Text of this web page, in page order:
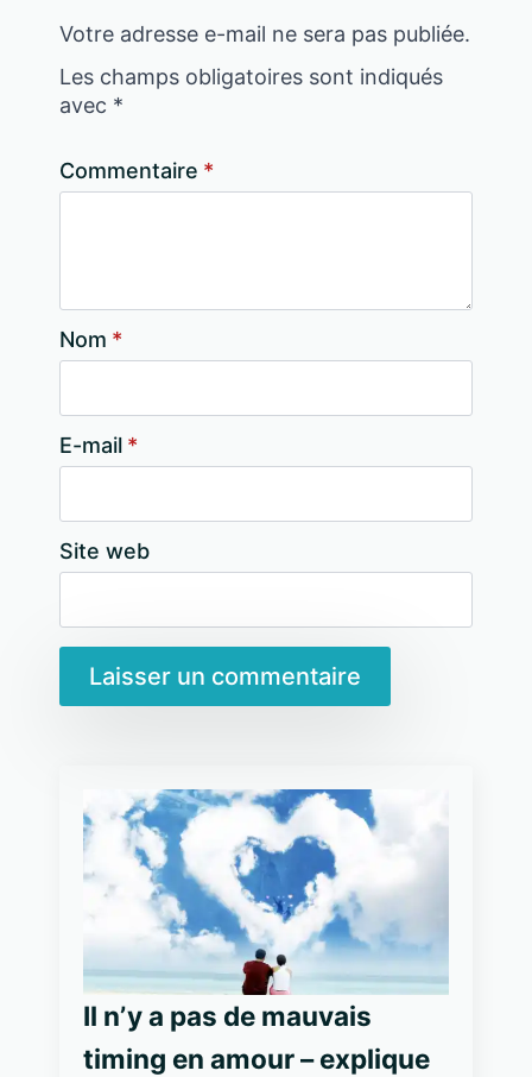
Votre adresse e-mail ne sera pas publiée.
Les champs obligatoires sont indiqués
avec *
Commentaire *
Nom *
E-mail *
Site web
Il n’y a pas de mauvais
timing en amour – explique